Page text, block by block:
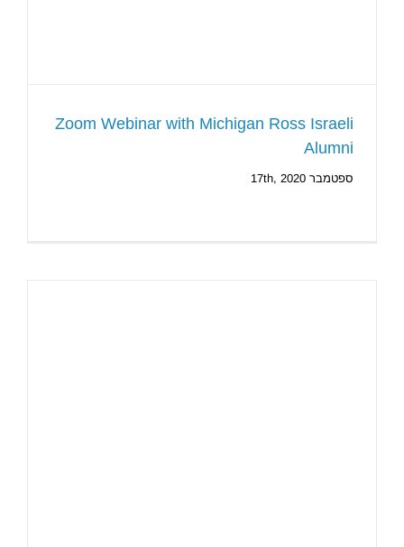
Zoom Webinar with Michigan Ross Israeli
Alumni
ספטמבר 17th, 2020